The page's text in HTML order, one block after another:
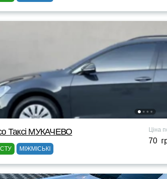
Таксі МУКАЧЕВО
МІЖМІСЬКІ
Ціна
70